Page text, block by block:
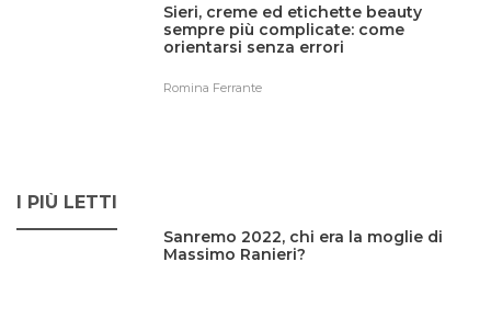
Sieri, creme ed etichette beauty
sempre più complicate: come
orientarsi senza errori
Romina Ferrante
I PIÙ LETTI
Sanremo 2022, chi era la moglie di
Massimo Ranieri?